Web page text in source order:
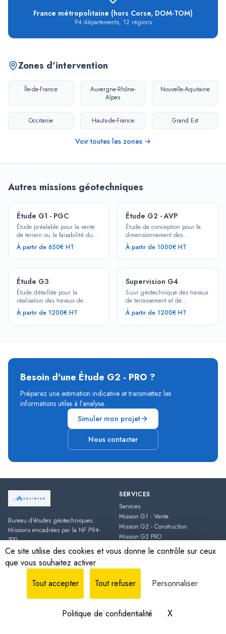
France métropolitaine (hors Corse, DOM-TOM)
94 départements, 12 régions
Zones d’intervention
Île-de-France
Auvergne-Rhône-
Alpes
Nouvelle-Aquitaine
Occitanie Hauts-de-France Grand Est
Voir toutes les zones →
Autres missions géotechniques
Étude G1 - PGC
Étude préalable pour la vente
de terrain ou la faisabilité du
projet. Identification des risques
géotechniques majeurs.
À partir de 650€ HT
Étude G2 - AVP
Étude de conception pour le
dimensionnement des
fondations. Recommandations
techniques détaillées.
À partir de 1000€ HT
Étude G3
Étude détaillée pour la
réalisation des travaux de
fondations. Contrôle et
adaptation en cours de
chantier.
À partir de 1200€ HT
Supervision G4
Suivi géotechnique des travaux
de terrassement et de
fondations. Accompagnement
technique continu.
À partir de 1200€ HT
Besoin d'une Étude G2 - PRO ?
Préparez une estimation indicative et transmettez les
informations utiles à l’analyse.
Simuler mon projet
Nous contacter
Bureau d'études géotechniques.
Missions encadrées par la NF P94-
500.
SERVICES
Services
Mission G1 - Vente
Mission G2 - Construction
Mission G2 PRO
Mission G3
RESSOURCES
Simulateur
CONTACT
contact@solintek-ing.fr
07 45 11 34 64
Ce site utilise des cookies et vous donne le contrôle sur ceux
que vous souhaitez activer
Tout accepter
Tout refuser Personnaliser
Politique de confidentialité X